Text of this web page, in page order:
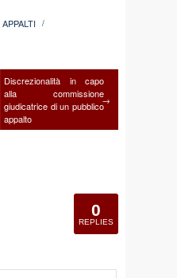
APPALTI /
Discrezionalità in capo
alla commissione
giudicatrice di un pubblico
appalto
→
0
REPLIES